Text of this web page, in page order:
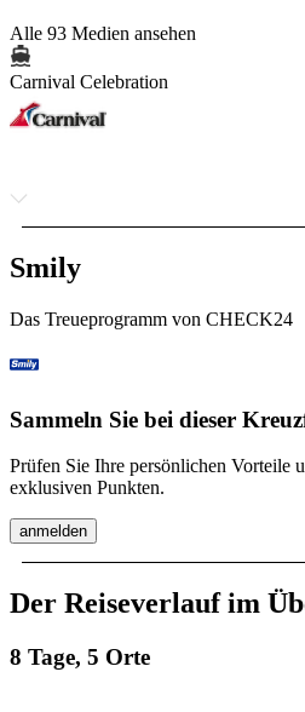
Alle 93 Medien ansehen
Carnival Celebration
Smily
Das Treueprogramm von CHECK24
Sammeln Sie bei dieser
Prüfen Sie Ihre persönlichen Vorteile
exklusiven Punkten.
anmelden
Der Reiseverlauf im
8 Tage, 5 Orte